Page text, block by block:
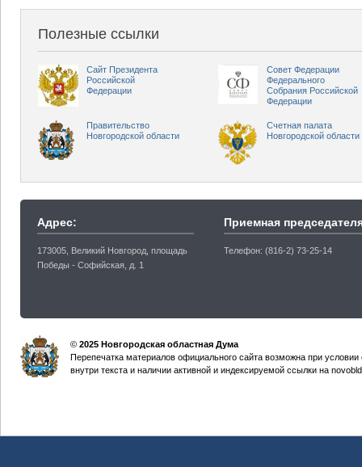
Полезные ссылки
Сайт Президента
Российской
Федерации
Совет Федерации
Федерального
Собрания Российской
Федерации
Правительство
Новгородской области
Счетная палата
Новгородской области
Адрес:
173005, Великий Новгород, площадь
Победы - Софийская, д. 1
Приемная
Телефон: (816-2) 73-25-14
© 2025 Новгородская областная Дума
Перепечатка материалов официального сайта возможна при
внутри текста и наличии активной и индексируемой ссылки на